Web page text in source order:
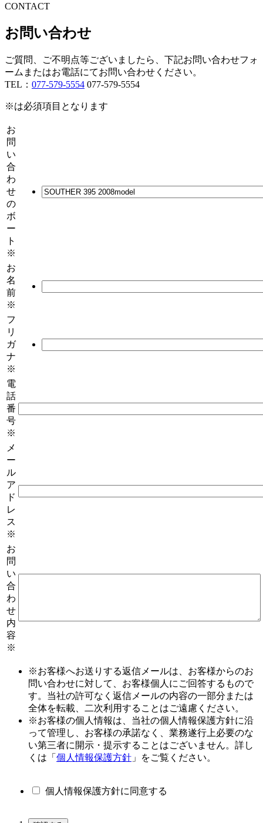
CONTACT
お問い合わせ
ご質問、ご不明点等ございましたら、下記お問い合わせフォ
ームまたはお電話にてお問い合わせください。
TEL： 077-579-5554 077-579-5554
※は必須項目となります
お
問
い
合
わ
せ
の
ボ
ー
ト
※
お
名
前
※
フ
リ
ガ
ナ
※
電
話
番
号
※
メ
ー
ル
ア
ド
レ
ス
※
お
問
い
合
わ
せ
内
容
※
※お客様へお送りする返信メールは、お客様からのお
問い合わせに対して、お客様個人にご回答するもので
す。当社の許可なく返信メールの内容の一部分または
全体を転載、二次利用することはご遠慮ください。
※お客様の個人情報は、当社の個人情報保護方針に沿
って管理し、お客様の承諾なく、業務遂行上必要のな
い第三者に開示・提示することはございません。詳し
くは「 個人情報保護方針 」をご覧ください。
個人情報保護方針に同意する